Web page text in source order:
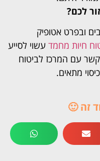
לכם?
ובפרט אטופיק
חיות מחמד עשוי לסייע
קשר עם המרכז לביטוח
מתאים.
זה 🙂